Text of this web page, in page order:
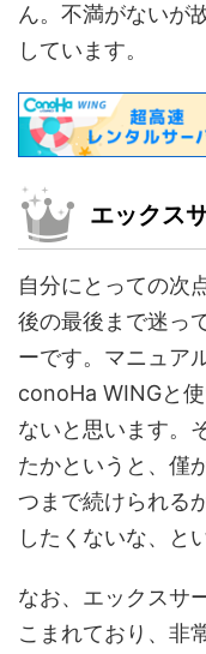
ん。不満がないが
しています。
エックス
自分にとっての次
後の最後まで迷っ
ーです。マニュア
conoHa WINGと
ないと思います。
たかというと、僅
つまで続けられる
したくないな、と
なお、エックスサ
こまれており、非